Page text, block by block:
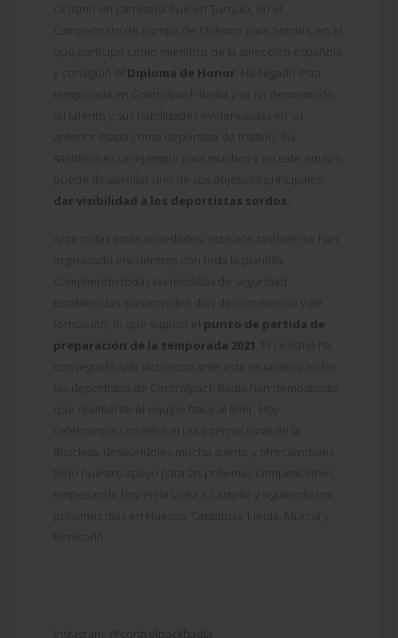
ciclismo en carretera. Fue en Turquía, en el
Campeonato de Europa de Ciclismo para Sordos, en el
que participó como miembro de la selección española
Diploma de Honor . Ha llegado esta
temporada en Controlpack-Badia y ya ha demostrado
su talento y sus habilidades evidenciadas en su
anterior etapa como deportista de triatlón. Su
sacrificio es un ejemplo para muchos y en este equipo
puede desarrollar uno de sus objetivos principales:
dar visibilidad a los deportistas sordos
Ante todas estas novedades, este año también se han
organizado encuentros con toda la plantilla.
Cumpliendo todas las medidas de seguridad
establecidas, pasaron dos días de convivencia y de
formación, lo que supuso el punto de partida de
preparación de la temporada 2021
. El ciclismo ha
conseguido salir victorioso ante esta situación y todos
los deportistas de Controlpack-Badia han demostrado
que realmente el equipo hace al líder. Hoy
celebramos con ellos el Día Internacional de la
Bicicleta, deseándoles mucha suerte y ofreciéndoles
todo nuestro apoyo para las próximas competiciones,
empezando hoy en la Volta a Castelló y siguiendo los
próximos días en Huesca, Cantabria, Lleida, Múrcia y
Instagram: @controlpackbadia